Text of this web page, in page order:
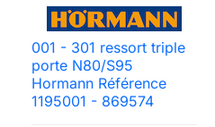
001 - 301 ressort triple
porte N80/S95
Hormann Référence
1195001 - 869574